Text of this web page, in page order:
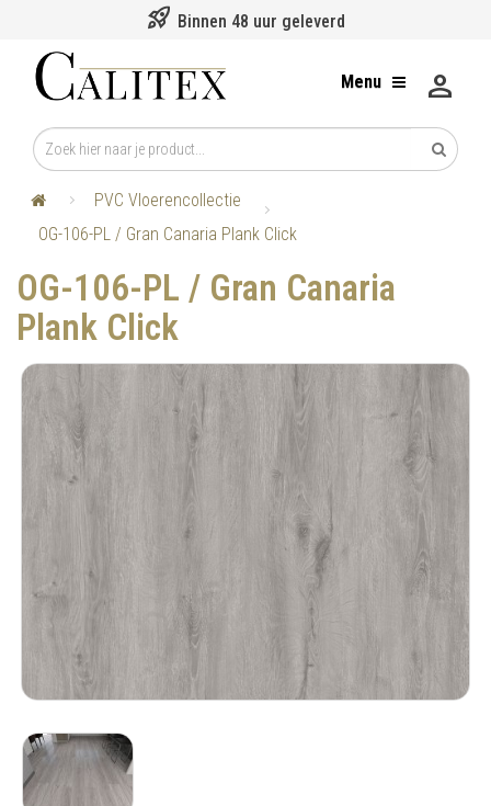
rocket_launch Binnen 48 uur geleverd
Menu person
PVC Vloerencollectie
OG-106-PL / Gran Canaria Plank Click
OG-106-PL / Gran Canaria
Plank Click